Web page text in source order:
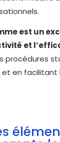
est un
et
en